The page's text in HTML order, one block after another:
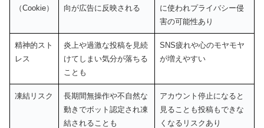
（Cookie）
向が広告に反映される
に使われプライバシー侵
害の可能性あり
精神的スト
レス
炎上や過激な投稿を見続
けてしまい気分が落ちる
ことも
SNS疲れや心のモヤモヤ
が増えやすい
凍結リスク
長期間無操作や不自然な
動きでボット認定され凍
結されることも
アカウント停止になると
見ることも投稿もできな
くなるリスクあり